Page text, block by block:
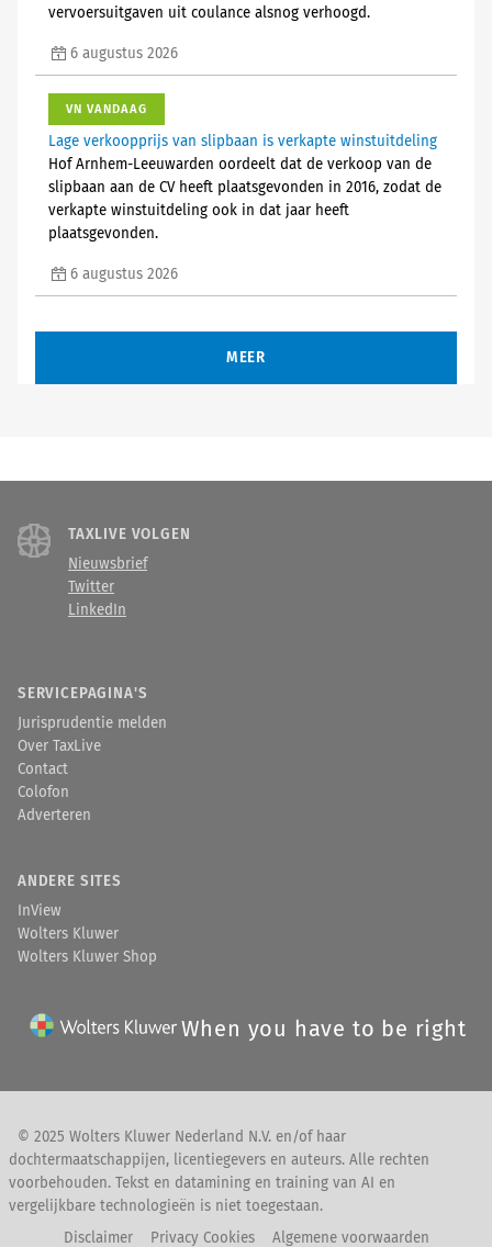
vervoersuitgaven uit coulance alsnog verhoogd.
6 augustus 2026
VN VANDAAG
Lage verkoopprijs van slipbaan is verkapte winstuitdeling
Hof Arnhem-Leeuwarden oordeelt dat de verkoop van de
slipbaan aan de CV heeft plaatsgevonden in 2016, zodat de
verkapte winstuitdeling ook in dat jaar heeft
plaatsgevonden.
6 augustus 2026
MEER
TAXLIVE VOLGEN
Nieuwsbrief
Twitter
LinkedIn
SERVICEPAGINA'S
Jurisprudentie melden
Over TaxLive
Contact
Colofon
Adverteren
ANDERE SITES
InView
Wolters Kluwer
Wolters Kluwer Shop
When you have to be right
© 2025 Wolters Kluwer Nederland N.V. en/of haar
dochtermaatschappijen, licentiegevers en auteurs. Alle rechten
voorbehouden. Tekst en datamining en training van AI en
vergelijkbare technologieën is niet toegestaan.
Disclaimer
Privacy Cookies Algemene voorwaarden